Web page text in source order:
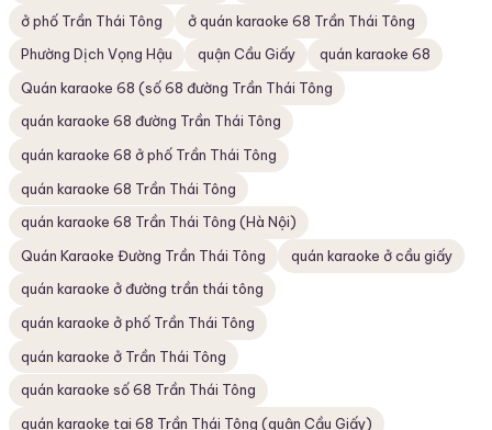
ở phố Trần Thái Tông
ở quán karaoke 68 Trần Thái Tông
Phường Dịch Vọng Hậu
quận Cầu Giấy
quán karaoke 68
Quán karaoke 68 (số 68 đường Trần Thái Tông
quán karaoke 68 đường Trần Thái Tông
quán karaoke 68 ở phố Trần Thái Tông
quán karaoke 68 Trần Thái Tông
quán karaoke 68 Trần Thái Tông (Hà Nội)
Quán Karaoke Đường Trần Thái Tông
quán karaoke ở cầu giấy
quán karaoke ở đường trần thái tông
quán karaoke ở phố Trần Thái Tông
quán karaoke ở Trần Thái Tông
quán karaoke số 68 Trần Thái Tông
quán karaoke tại 68 Trần Thái Tông (quận Cầu Giấy)